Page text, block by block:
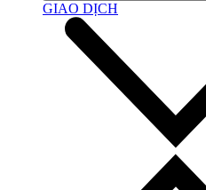
GIAO DỊCH